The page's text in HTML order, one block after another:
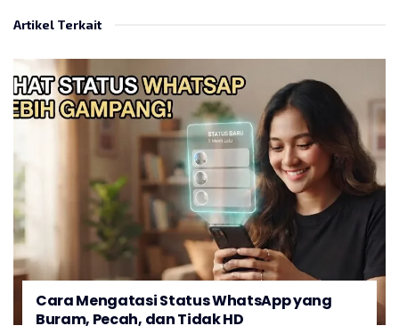
Artikel Terkait
Cara Mengatasi Status WhatsApp yang
Buram, Pecah, dan Tidak HD